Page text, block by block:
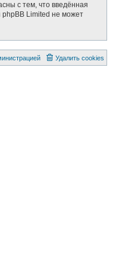
с тем, что введённая
Limited не может
Удалить cookies